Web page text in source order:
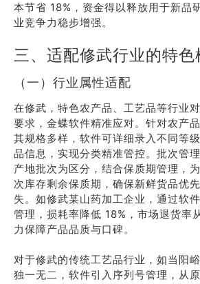
本节省 18%，资金得以释放用于新品
业竞争力稳步增强。
三、适配修武行业的特色
（一）行业属性适配
在修武，特色农产品、工艺品等行业
要求，金蝶软件精准应对。针对农产
其规格多样，软件可详细录入不同等
品信息，实现分类精准管控。批次管
产地批次为区分，结合保质期管理，
次库存剩余保质期，确保新鲜货品优
失。如修武某山药加工企业，通过软
管理，损耗率降低 18%，市场退货率
力保障产品品质与口碑。
对于修武的传统工艺品行业，如当阳
独一无二，软件引入序列号管理，从